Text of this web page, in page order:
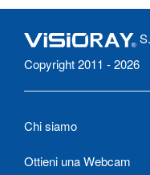
Copyright 2011 - 2026
Chi siamo
Ottieni una Webcam